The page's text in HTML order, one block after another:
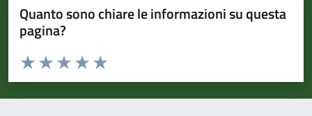
Quanto sono chiare le informazioni su questa
pagina?
Valuta da 1 a 5 stelle la pagina
Valuta 5 stelle su 5
Valuta 4 stelle su 5
Valuta 3 stelle su 5
Valuta 2 stelle su 5
Valuta 1 stelle su 5